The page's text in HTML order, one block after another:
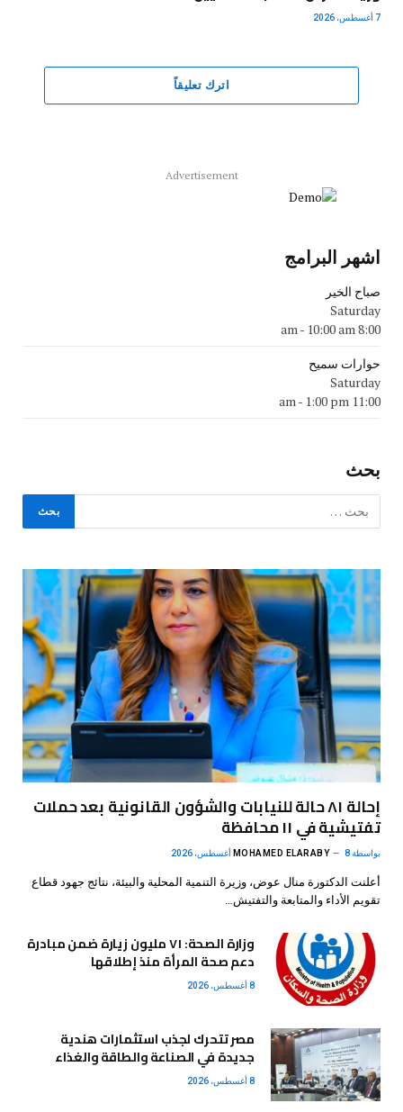
7 أغسطس، 2026
اترك تعليقاً
Advertisement
اشهر البرامج
صباح الخير
Saturday
8:00 am
- 10:00 am
حوارات سميح
Saturday
11:00 am
- 1:00 pm
بحث
إحالة ٨١ حالة للنيابات والشؤون القانونية بعد حملات
تفتيشية في ١١ محافظة
بواسطة MOHAMED ELARABY 8 أغسطس، 2026
أعلنت الدكتورة منال عوض، وزيرة التنمية المحلية والبيئة، نتائج جهود قطاع
تقويم الأداء والمتابعة والتفتيش…
وزارة الصحة: ٧١ مليون زيارة ضمن مبادرة
دعم صحة المرأة منذ إطلاقها
8 أغسطس، 2026
مصر تتحرك لجذب استثمارات هندية
جديدة في الصناعة والطاقة والغذاء
8 أغسطس، 2026